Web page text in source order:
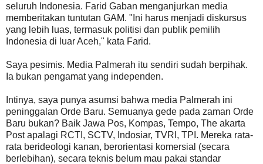
seluruh Indonesia. Farid Gaban menganjurkan media
memberitakan tuntutan GAM. "Ini harus menjadi diskursus
yang lebih luas, termasuk politisi dan publik pemilih
Indonesia di luar Aceh," kata Farid.
Saya pesimis. Media Palmerah itu sendiri sudah berpihak.
Ia bukan pengamat yang independen.
Intinya, saya punya asumsi bahwa media Palmerah ini
peninggalan Orde Baru. Semuanya gede pada zaman Orde
Baru bukan? Baik Jawa Pos, Kompas, Tempo, The akarta
Post apalagi RCTI, SCTV, Indosiar, TVRI, TPI. Mereka rata-
rata berideologi kanan, berorientasi komersial (secara
berlebihan), secara teknis belum mau pakai standar